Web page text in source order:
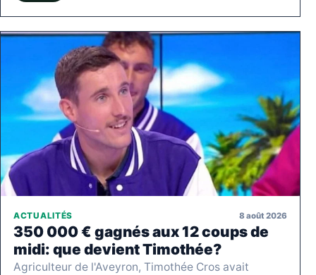
ACTUALITÉS 8 août 2026
350 000 € gagnés aux 12 coups de
midi: que devient Timothée?
Agriculteur de l'Aveyron, Timothée Cros avait